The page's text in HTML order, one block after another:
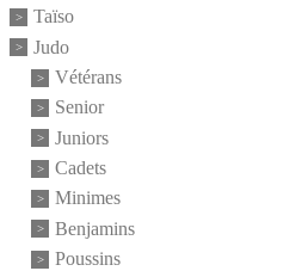
Taïso
Judo
Vétérans
Senior
Juniors
Cadets
Minimes
Benjamins
Poussins